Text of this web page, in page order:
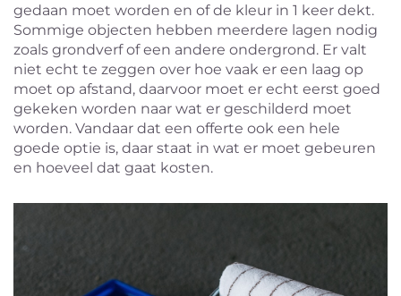
gedaan moet worden en of de kleur in 1 keer dekt.
Sommige objecten hebben meerdere lagen nodig
zoals grondverf of een andere ondergrond. Er valt
niet echt te zeggen over hoe vaak er een laag op
moet op afstand, daarvoor moet er echt eerst goed
gekeken worden naar wat er geschilderd moet
worden. Vandaar dat een offerte ook een hele
goede optie is, daar staat in wat er moet gebeuren
en hoeveel dat gaat kosten.